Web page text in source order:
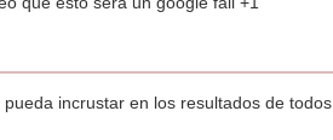
incrustar en los resultados de todos